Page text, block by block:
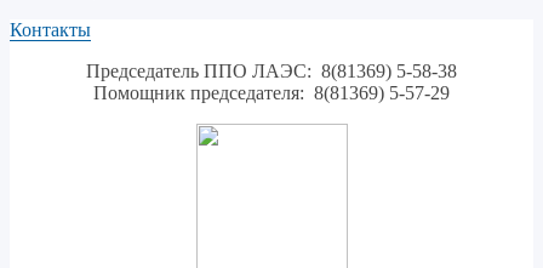
Контакты
Председатель ППО ЛАЭС: 8(81369) 5-58-38
Помощник председателя: 8(81369) 5-57-29